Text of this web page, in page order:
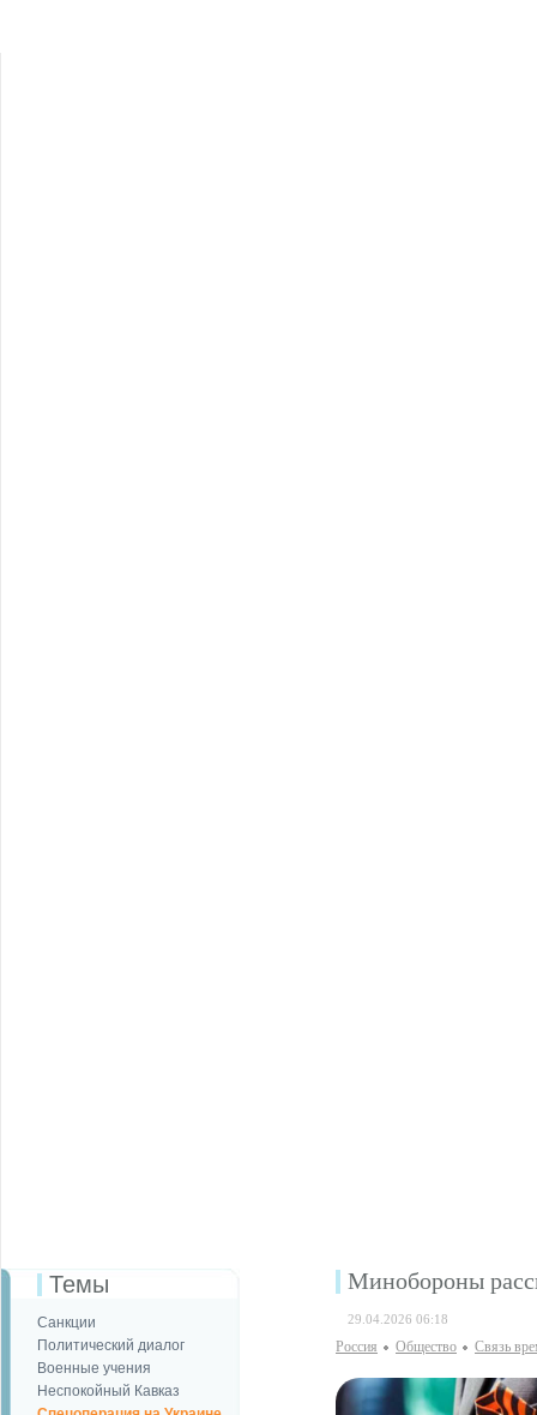
Темы
Санкции
Политический диалог
Военные учения
Неспокойный Кавказ
Минобороны
29.04.2026 06:18
Россия Общество Связь